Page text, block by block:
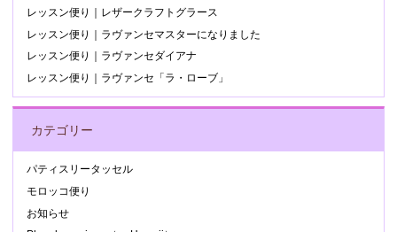
レッスン便り｜レザークラフトグラース
レッスン便り｜ラヴァンセマスターになりました
レッスン便り｜ラヴァンセダイアナ
レッスン便り｜ラヴァンセ「ラ・ローブ」
カテゴリー
パティスリータッセル
モロッコ便り
お知らせ